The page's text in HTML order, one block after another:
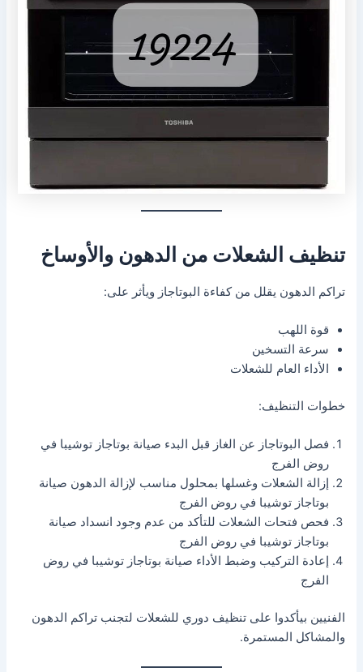
تنظيف الشعلات من الدهون والأوساخ
تراكم الدهون يقلل من كفاءة البوتاجاز ويأثر على:
قوة اللهب
سرعة التسخين
الأداء العام للشعلات
خطوات التنظيف:
فصل البوتاجاز عن الغاز قبل البدء صيانة بوتاجاز توشيبا في
روض الفرج
إزالة الشعلات وغسلها بمحلول مناسب لإزالة الدهون صيانة
بوتاجاز توشيبا في روض الفرج
فحص فتحات الشعلات للتأكد من عدم وجود انسداد صيانة
بوتاجاز توشيبا في روض الفرج
إعادة التركيب وضبط الأداء صيانة بوتاجاز توشيبا في روض
الفرج
الفنيين بيأكدوا على تنظيف دوري للشعلات لتجنب تراكم الدهون
والمشاكل المستمرة.